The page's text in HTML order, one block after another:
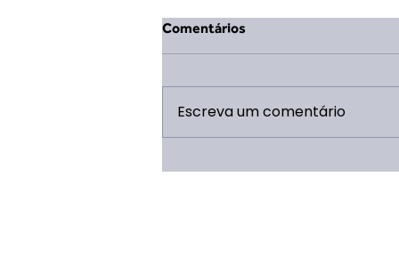
Mudança na Coordenação
Comentários
Escreva um comentário